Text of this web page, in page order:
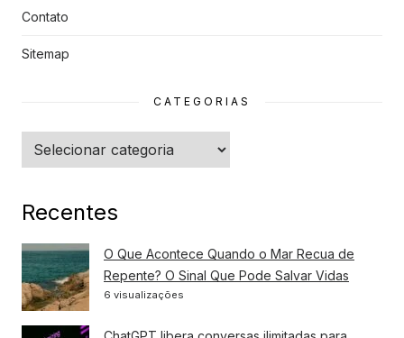
Contato
Sitemap
CATEGORIAS
Categorias
Recentes
O Que Acontece Quando o Mar Recua de
Repente? O Sinal Que Pode Salvar Vidas
6 visualizações